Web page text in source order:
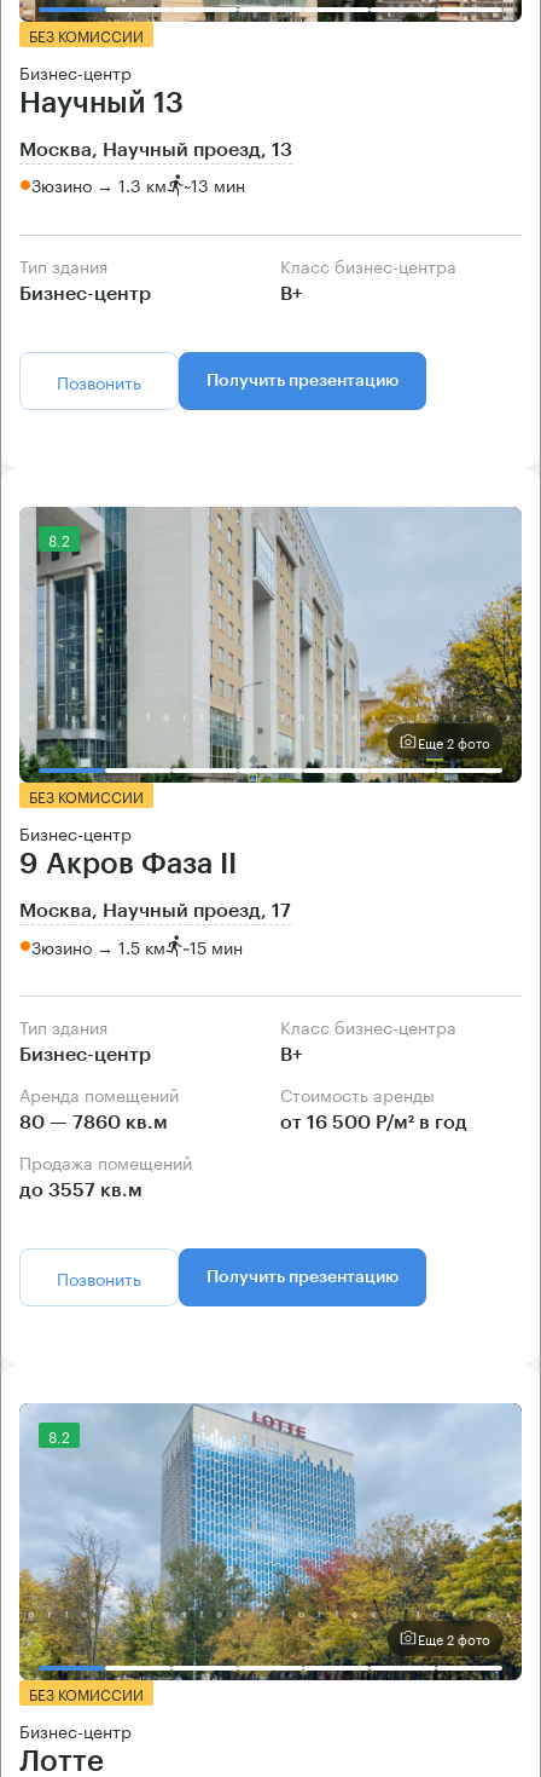
БЕЗ КОМИССИИ
Бизнес-центр
Научный 13
Москва, Научный проезд, 13
Зюзино → 1.3 км ~13 мин
Тип здания
Бизнес-центр
Класс бизнес-центра
B+
Позвонить Получить презентацию
8.2
Еще 2 фото
БЕЗ КОМИССИИ
Бизнес-центр
9 Акров Фаза II
Москва, Научный проезд, 17
Зюзино → 1.5 км ~15 мин
Тип здания
Бизнес-центр
Класс бизнес-центра
B+
Аренда помещений
80 — 7860 кв.м
Стоимость аренды
от 16 500 Р/м² в год
Продажа помещений
до 3557 кв.м
Позвонить Получить презентацию
8.2
Еще 2 фото
БЕЗ КОМИССИИ
Бизнес-центр
Лотте